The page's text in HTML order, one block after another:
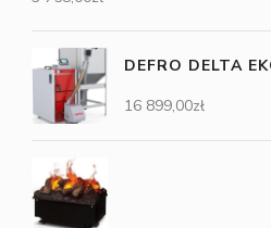
DEFRO DELTA
16 899,00zł